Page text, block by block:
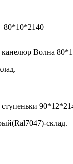
80*10*2140
Волна
склад.